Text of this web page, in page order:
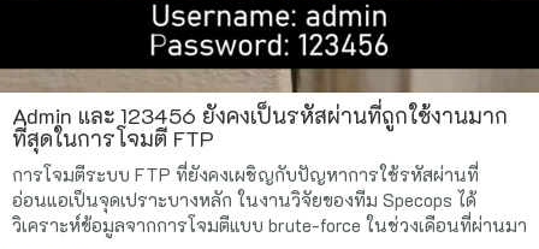
Admin และ 123456 ยังคงเป็นรหัสผ่านที่ถูกใช้งานมาก
ที่สุดในการโจมตี FTP
การโจมตีระบบ FTP ที่ยังคงเผชิญกับปัญหาการใช้รหัสผ่านที่
อ่อนแอเป็นจุดเปราะบางหลัก ในงานวิจัยของทีม Specops ได้
วิเคราะห์ข้อมูลจากการโจมตีแบบ brute-force ในช่วงเดือนที่ผ่านมา